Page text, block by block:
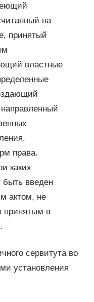
на
принятый
властные
права.
каких
быть введен
актом, не
принятым в
сервитута во
установления